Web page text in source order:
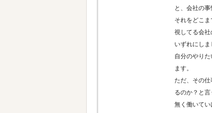
と、会社の
それをどこ
視してる会社
いずれにし
自分のやり
ます。
ただ、その
るのか？と
無く働いてい